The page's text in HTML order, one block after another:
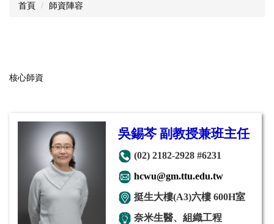
首頁 師資陣容
核心師資
吳錫芩 副教授兼班主任
(02) 2182-2928 #6231
hcwu@gm.ttu.edu.tw
挺生大樓(A3)六樓 600H室
奈米生醫、組織工程